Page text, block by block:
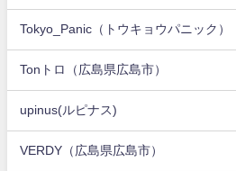
Tokyo_Panic（トウキョウパニック）
Tonトロ（広島県広島市）
upinus(ルピナス)
VERDY（広島県広島市）